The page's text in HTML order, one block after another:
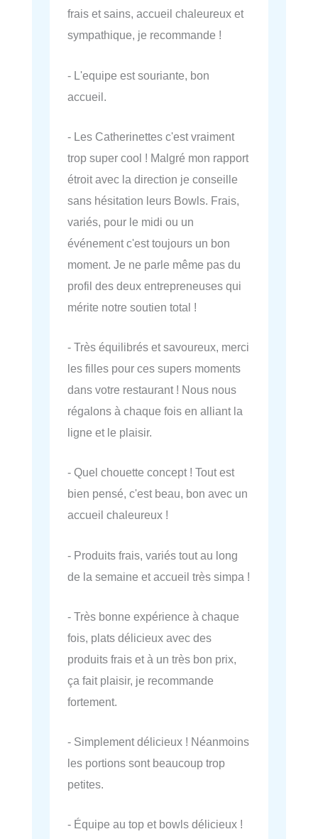
frais et sains, accueil chaleureux et
sympathique, je recommande !
- L'equipe est souriante, bon
accueil.
- Les Catherinettes c'est vraiment
trop super cool ! Malgré mon rapport
étroit avec la direction je conseille
sans hésitation leurs Bowls. Frais,
variés, pour le midi ou un
événement c'est toujours un bon
moment. Je ne parle même pas du
profil des deux entrepreneuses qui
mérite notre soutien total !
- Très équilibrés et savoureux, merci
les filles pour ces supers moments
dans votre restaurant ! Nous nous
régalons à chaque fois en alliant la
ligne et le plaisir.
- Quel chouette concept ! Tout est
bien pensé, c'est beau, bon avec un
accueil chaleureux !
- Produits frais, variés tout au long
de la semaine et accueil très simpa !
- Très bonne expérience à chaque
fois, plats délicieux avec des
produits frais et à un très bon prix,
ça fait plaisir, je recommande
fortement.
- Simplement délicieux ! Néanmoins
les portions sont beaucoup trop
petites.
- Équipe au top et bowls délicieux !